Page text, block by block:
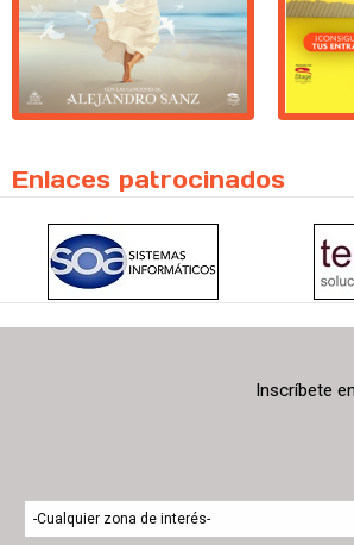
Enlaces patrocinados
Inscríbete